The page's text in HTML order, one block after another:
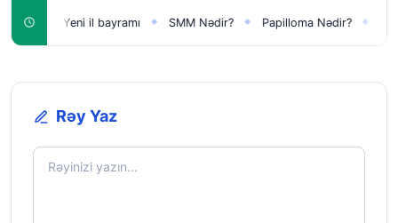
◆ Yeni il bayramı ◆ SMM Nədir? ◆ Papilloma Nədir? ◆
Rəy Yaz